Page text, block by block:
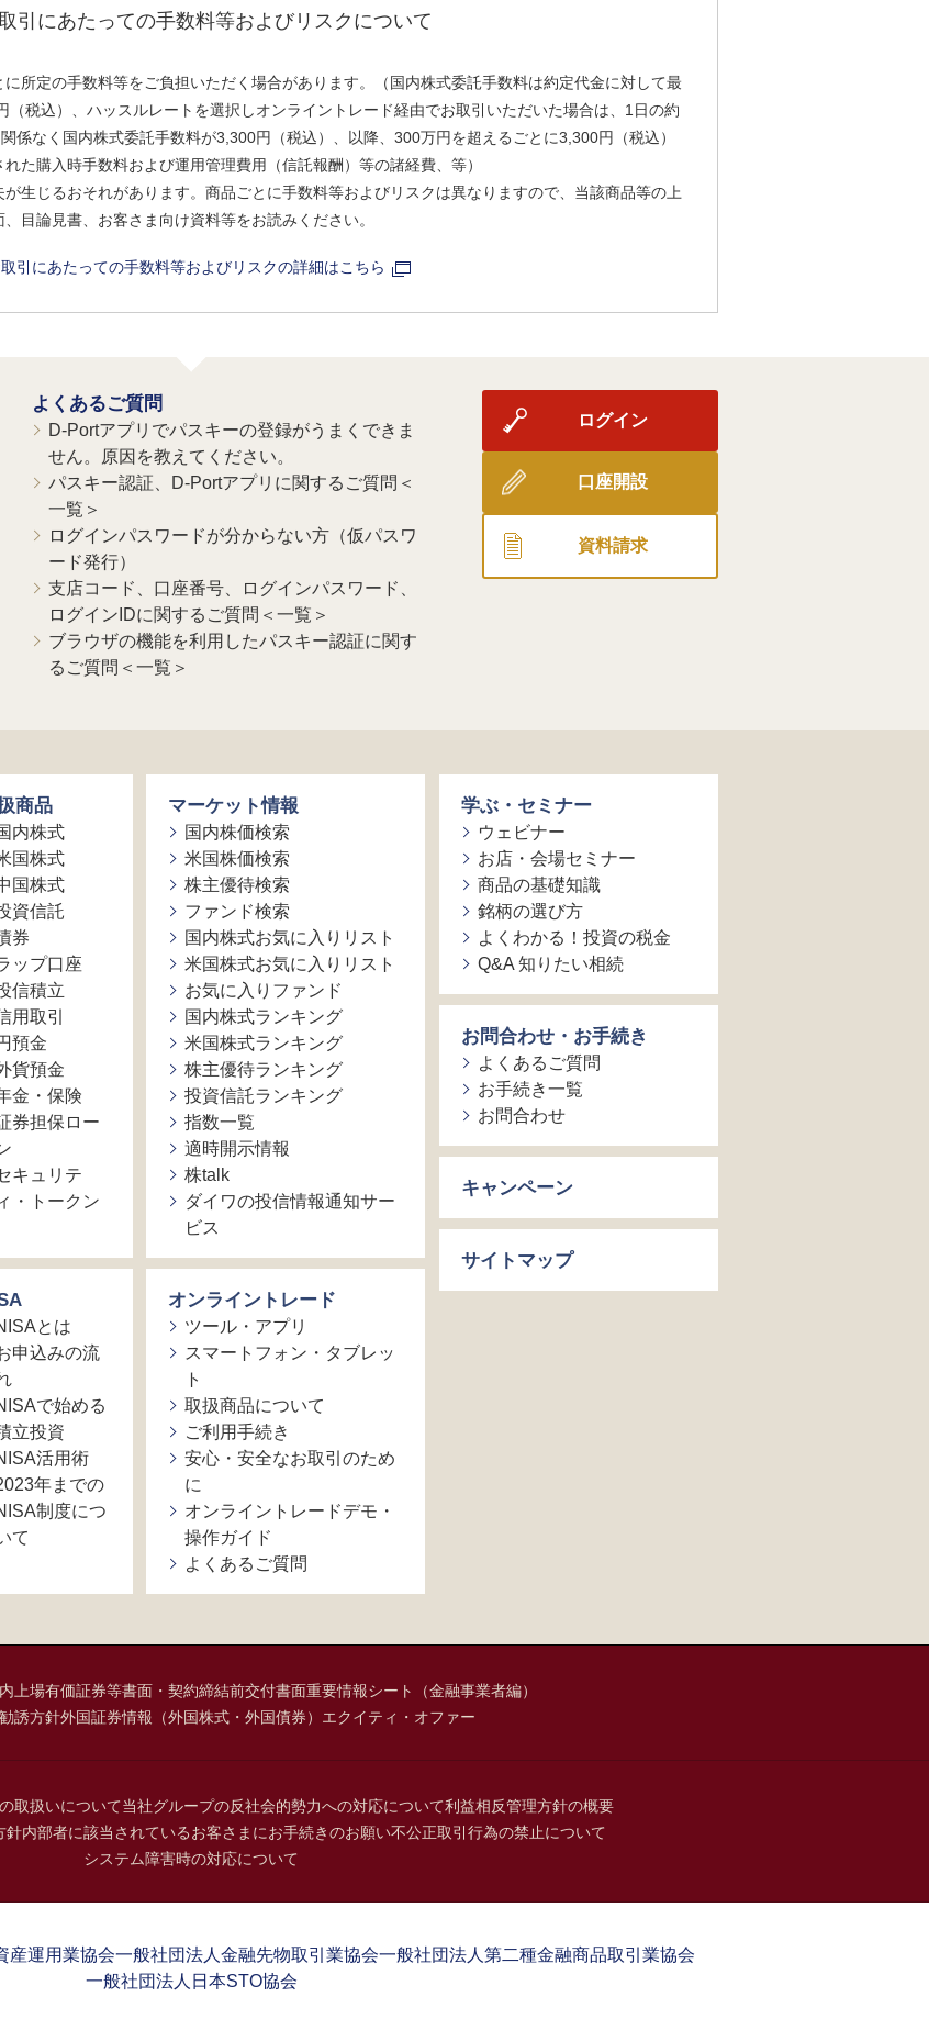
引にあたっての手数料等およびリスクについて
所定の手数料等をご負担いただく場合があります。（国内株式委託手数料は約定代金に対して最
税込）、ハッスルレートを選択しオンライントレード経由でお取引いただいた場合は、1日の約
係なく国内株式委託手数料が3,300円（税込）、以降、300万円を超えるごとに3,300円（税込）
た購入時手数料および運用管理費用（信託報酬）等の諸経費、等）
生じるおそれがあります。商品ごとに手数料等およびリスクは異なりますので、当該商品等の上
目論見書、お客さま向け資料等をお読みください。
引にあたっての手数料等およびリスクの詳細はこちら
よくあるご質問
D-Portアプリでパスキーの登録がうまくできま
せん。原因を教えてください。
パスキー認証、D-Portアプリに関するご質問＜
一覧＞
ログインパスワードが分からない方（仮パスワ
ード発行）
支店コード、口座番号、ログインパスワード、
ログインIDに関するご質問＜一覧＞
ブラウザの機能を利用したパスキー認証に関す
るご質問＜一覧＞
ログイン
口座開設
資料請求
商品
内株式
国株式
国株式
資信託
券
ップ口座
信積立
用取引
預金
貨預金
金・保険
券担保ロー
キュリテ
・トークン
とは
申込みの流
で始める
立投資
活用術
年までの
制度につ
て
マーケット情報
国内株価検索
米国株価検索
株主優待検索
ファンド検索
国内株式お気に入りリスト
米国株式お気に入りリスト
お気に入りファンド
国内株式ランキング
米国株式ランキング
株主優待ランキング
投資信託ランキング
指数一覧
適時開示情報
株talk
ダイワの投信情報通知サー
ビス
オンライントレード
ツール・アプリ
スマートフォン・タブレッ
ト
取扱商品について
ご利用手続き
安心・安全なお取引のため
に
オンライントレードデモ・
操作ガイド
よくあるご質問
学ぶ・セミナー
ウェビナー
お店・会場セミナー
商品の基礎知識
銘柄の選び方
よくわかる！投資の税金
Q&A 知りたい相続
お問合わせ・お手続き
よくあるご質問
お手続き一覧
お問合わせ
キャンペーン
サイトマップ
上場有価証券等書面・契約締結前交付書面重要情報シート（金融事業者編）
勧誘方針外国証券情報（外国株式・外国債券） エクイティ・オファー
取扱いについて当社グループの反社会的勢力への対応について利益相反管理方針の概要
針内部者に該当されているお客さまにお手続きのお願い不公正取引行為の禁止について
システム障害時の対応について
産運用業協会一般社団法人金融先物取引業協会一般社団法人第二種金融商品取引業協会
一般社団法人日本STO協会